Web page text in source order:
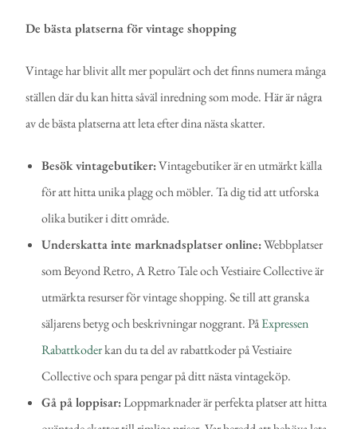
De bästa platserna för vintage shopping
Vintage har blivit allt mer populärt och det finns numera många
ställen där du kan hitta såväl inredning som mode. Här är några
av de bästa platserna att leta efter dina nästa skatter.
Besök vintagebutiker:Vintagebutiker är en utmärkt källa
för att hitta unika plagg och möbler. Ta dig tid att utforska
olika butiker i ditt område.
Underskatta inte marknadsplatser online:Webbplatser
som Beyond Retro, A Retro Tale och Vestiaire Collective är
utmärkta resurser för vintage shopping. Se till att granska
säljarens betyg och beskrivningar noggrant. PåExpressen
Rabattkoderkan du ta del av rabattkoder på Vestiaire
Collective och spara pengar på ditt nästa vintageköp.
Gå på loppisar:Loppmarknader är perfekta platser att hitta